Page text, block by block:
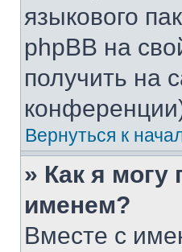
языкового
phpBB на
получить на
Вернуться к
» Как я могу
именем?
Вместе с